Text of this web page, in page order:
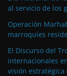
al servicio de los
Operación
marroquíes
El Discurso del
internacionales
visión estratégica